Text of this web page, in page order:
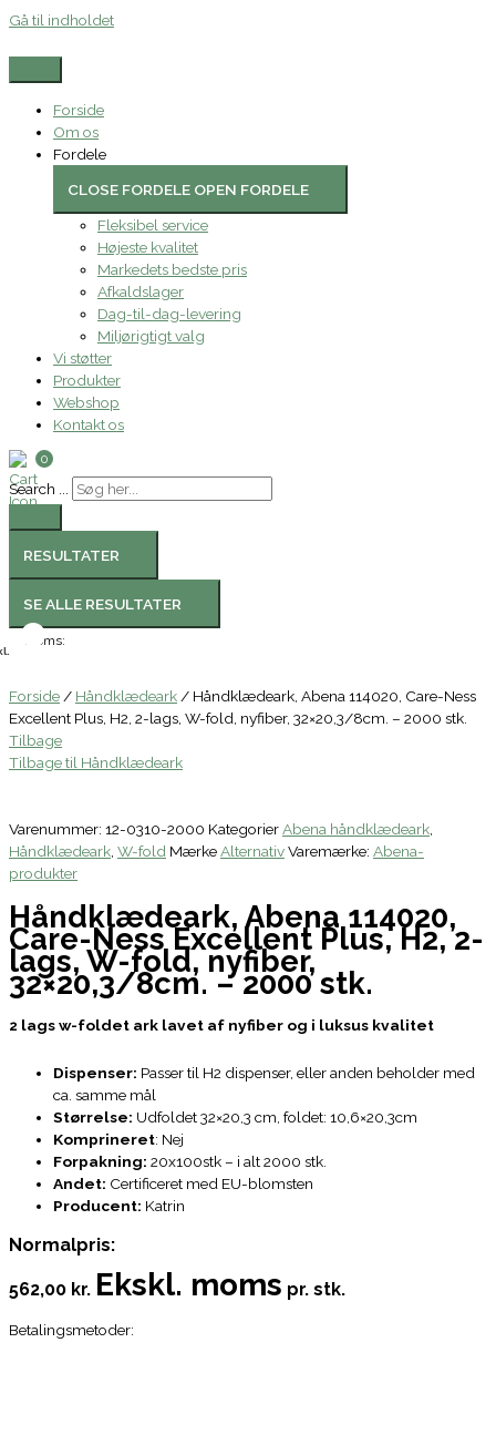
Gå til indholdet
Forside
Om os
Fordele
CLOSE FORDELE OPEN FORDELE
Fleksibel service
Højeste kvalitet
Markedets bedste pris
Afkaldslager
Dag-til-dag-levering
Miljørigtigt valg
Vi støtter
Produkter
Webshop
Kontakt os
0
Search ...
RESULTATER
SE ALLE RESULTATER
Moms:
Forside/ Håndklædeark/ Håndklædeark, Abena 114020, Care-Ness
Excellent Plus, H2, 2-lags, W-fold, nyfiber, 32×20,3/8cm. – 2000 stk.
Tilbage
Tilbage til Håndklædeark
Varenummer: 12-0310-2000 KategorierAbena håndklædeark,
Håndklædeark, W-fold MærkeAlternativVaremærke: Abena-
produkter
Håndklædeark, Abena 114020,
Care-Ness Excellent Plus, H2, 2-
lags, W-fold, nyfiber,
32×20,3/8cm. – 2000 stk.
2 lags w-foldet ark lavet af nyfiber og i luksus kvalitet
Dispenser: Passer til H2 dispenser, eller anden beholder med
ca. samme mål
Størrelse: Udfoldet 32×20,3 cm, foldet: 10,6×20,3cm
Komprineret: Nej
Forpakning: 20x100stk – i alt 2000 stk.
Andet: Certificeret med EU-blomsten
Producent: Katrin
Normalpris:
562,00 kr. Ekskl. moms pr. stk.
Betalingsmetoder: